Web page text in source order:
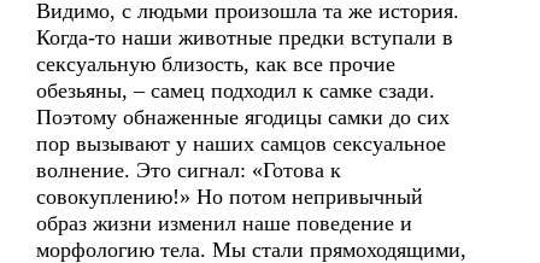
Видимо, с людьми произошла та же история.
Когда-то наши животные предки вступали в
сексуальную близость, как все прочие
обезьяны, – самец подходил к самке сзади.
Поэтому обнаженные ягодицы самки до сих
пор вызывают у наших самцов сексуальное
волнение. Это сигнал: «Готова к
совокуплению!» Но потом непривычный
образ жизни изменил наше поведение и
морфологию тела. Мы стали прямоходящими,